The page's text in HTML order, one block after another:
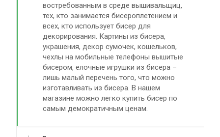
востребованным в среде вышивальщиц,
тех, кто занимается бисероплетением и
всех, кто использует бисер для
декорирования. Картины из бисера,
украшения, декор сумочек, кошельков,
чехлы на мобильные телефоны вышитые
бисером, елочные игрушки из бисера –
лишь малый перечень того, что можно
изготавливать из бисера. В нашем
магазине можно легко купить бисер по
самым демократичным ценам.